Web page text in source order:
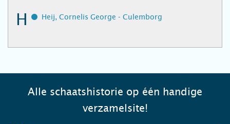
H Heij, Cornelis George - Culemborg
Alle schaatshistorie op één handige
verzamelsite!